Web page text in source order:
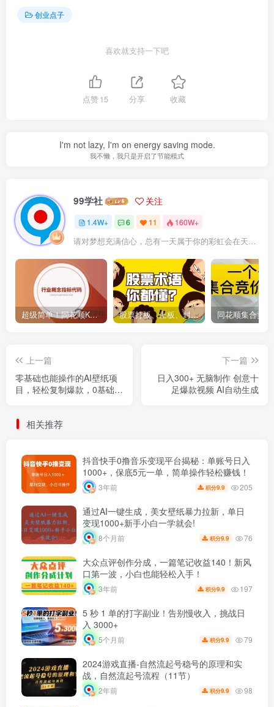
创业点子
喜欢就支持一下吧
点赞15 分享 收藏
I'm not lazy, I'm on energy saving mode.
我不懒，我只是开启了节能模式
99学社 关注
1.4W+ 6 11 160W+
请对梦想充满信心，总有一天属于你的彩虹会在天空微笑
超级简单！同花顺K线界面显示行业概念指标代码图解 股票打板、上板、封板、翘板、炸板是什么意思？炒股你必须懂的暗语！
上一篇
零基础也能操作的AI壁纸项
目，轻松复制爆款，0基础小
下一篇
日入300+ 无脑制作 创意十
足爆款视频 AI自动生成
相关推荐
抖音快手0撸音乐变现平台揭秘：单账号日入
1000+，保底5元一单，简单操作轻松赚钱！
3年前 积分9.9 205
通过AI一键生成，美女壁纸暴力拉新，单日
变现1000+新手小白一学就会!
8个月前 积分9.9 76
大众点评创作分成，一篇笔记收益140！新风
口第一波，小白也能轻松入手！
3年前 积分9.9 197
5 秒 1 单的打字副业！告别慢收入，挑战日
入 3000+
5个月前 积分9.9 79
2024游戏直播-自然流起号稳号的原理和实
战，自然流起号流程（11节）
2年前 积分9.9 98